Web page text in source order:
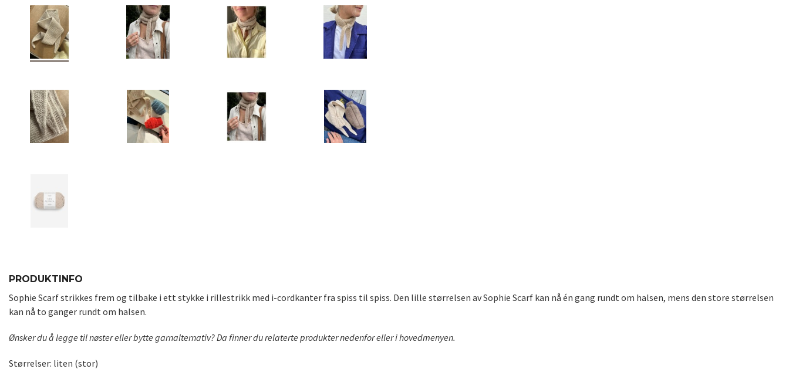
PRODUKTINFO
Sophie Scarf strikkes frem og tilbake i ett stykke i rillestrikk med i-cordkanter fra spiss til spiss. Den lille størrelsen av Sophie Scarf kan nå én gang rundt om halsen, mens den store størrelsen
kan nå to ganger rundt om halsen.
Ønsker du å legge til nøster eller bytte garnalternativ? Da finner du relaterte produkter nedenfor eller i hovedmenyen.
Størrelser: liten (stor)